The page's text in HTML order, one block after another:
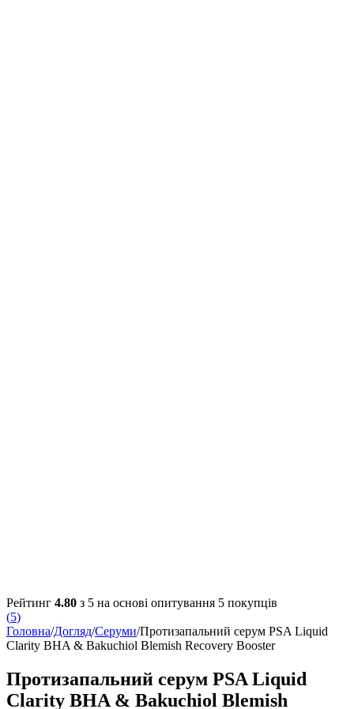
Рейтинг 4.80 з 5 на основі опитування 5 покупців
(5)
Головна/Догляд/Серуми/Протизапальний серум PSA Liquid
Clarity BHA & Bakuchiol Blemish Recovery Booster
Протизапальний серум PSA Liquid
Clarity BHA & Bakuchiol Blemish